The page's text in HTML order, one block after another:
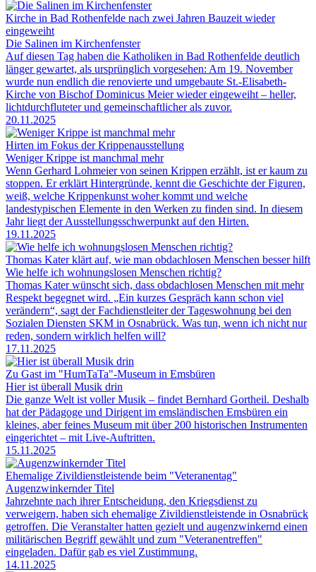
Kirche in Bad Rothenfelde nach zwei Jahren Bauzeit wieder
eingeweiht
Die Salinen im Kirchenfenster
Auf diesen Tag haben die Katholiken in Bad Rothenfelde deutlich
länger gewartet, als ursprünglich vorgesehen: Am 19. November
wurde nun endlich die renovierte und umgebaute St.-Elisabeth-
Kirche von Bischof Dominicus Meier wieder eingeweiht – heller,
lichtdurchfluteter und gemeinschaftlicher als zuvor.
20.11.2025
Hirten im Fokus der Krippenausstellung
Weniger Krippe ist manchmal mehr
Wenn Gerhard Lohmeier von seinen Krippen erzählt, ist er kaum zu
stoppen. Er erklärt Hintergründe, kennt die Geschichte der Figuren,
weiß, welche Krippenkunst woher kommt und welche
landestypischen Elemente in den Werken zu finden sind. In diesem
Jahr liegt der Ausstellungsschwerpunkt auf den Hirten.
19.11.2025
Thomas Kater klärt auf, wie man obdachlosen Menschen besser hilft
Wie helfe ich wohnungslosen Menschen richtig?
Thomas Kater wünscht sich, dass obdachlosen Menschen mit mehr
Respekt begegnet wird. „Ein kurzes Gespräch kann schon viel
verändern“, sagt der Fachdienstleiter der Tageswohnung bei den
Sozialen Diensten SKM in Osnabrück. Was tun, wenn ich nicht nur
reden, sondern wirklich helfen will?
17.11.2025
Zu Gast im "HumTaTa"-Museum in Emsbüren
Hier ist überall Musik drin
Die ganze Welt ist voller Musik – findet Bernhard Gortheil. Deshalb
hat der Pädagoge und Dirigent im emsländischen Emsbüren ein
kleines, aber feines Museum mit über 200 historischen Instrumenten
eingerichtet – mit Live-Auftritten.
15.11.2025
Ehemalige Zivildienstleistende beim "Veteranentag"
Augenzwinkernder Titel
Jahrzehnte nach ihrer Entscheidung, den Kriegsdienst zu
verweigern, haben sich ehemalige Zivildienstleistende in Osnabrück
getroffen. Die Veranstalter hatten gezielt und augenzwinkernd einen
militärischen Begriff gewählt und zum "Veteranentreffen"
eingeladen. Dafür gab es viel Zustimmung.
14.11.2025